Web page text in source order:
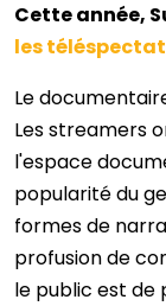
Cette année,
les
Le
Les streamers
l'espace
popularité du
formes de
profusion de
le public est de